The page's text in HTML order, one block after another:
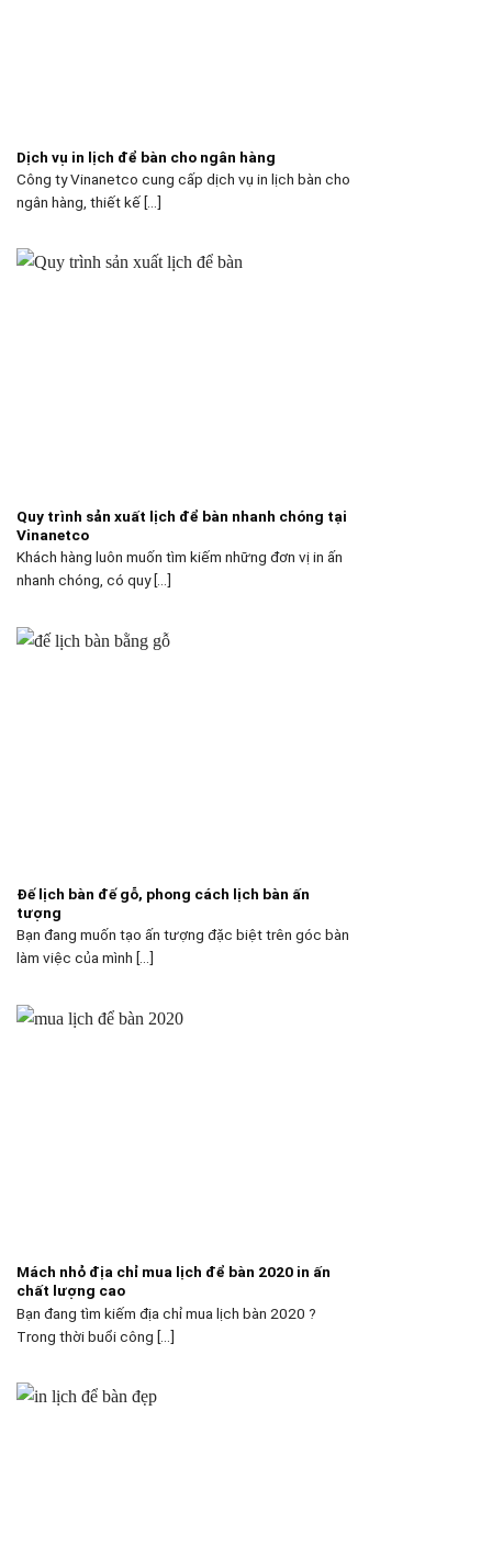
Dịch vụ in lịch để bàn cho ngân hàng
Công ty Vinanetco cung cấp dịch vụ in lịch bàn cho
ngân hàng, thiết kế [...]
Quy trình sản xuất lịch để bàn nhanh chóng tại
Vinanetco
Khách hàng luôn muốn tìm kiếm những đơn vị in ấn
nhanh chóng, có quy [...]
Đế lịch bàn đế gỗ, phong cách lịch bàn ấn
tượng
Bạn đang muốn tạo ấn tượng đặc biệt trên góc bàn
làm việc của mình [...]
Mách nhỏ địa chỉ mua lịch để bàn 2020 in ấn
chất lượng cao
Bạn đang tìm kiếm địa chỉ mua lịch bàn 2020 ?
Trong thời buổi công [...]